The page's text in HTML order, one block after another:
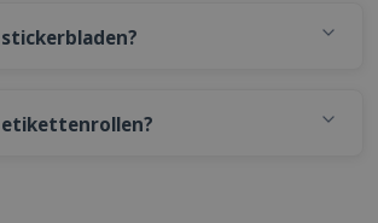
etikettenrollen?